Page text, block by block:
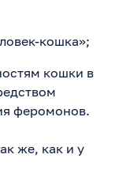
кошка»;
кошки в
феромонов.
же, как и у